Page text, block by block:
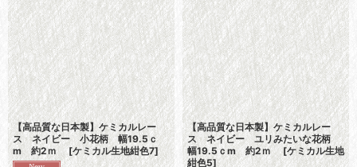
【高品質な日本製】ケミカルレー
ス ネイビー 小花柄 幅19.5ｃ
m 約2ｍ [ケミカル生地紺色7]
【高品質な日本製】ケミカルレー
ス ネイビー ユリみたいな花柄
幅19.5ｃm 約2ｍ [ケミカル生地
紺色5]